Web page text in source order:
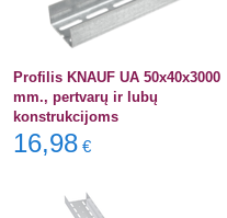
Profilis KNAUF UA 50x40x3000
mm., pertvarų ir lubų
konstrukcijoms
16,98 €